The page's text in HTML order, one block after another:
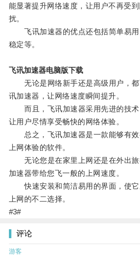
能显著提升网络速度，让用户不再受
扰。
飞讯加速器的优点还包括简单易用
稳定等。
飞讯加速器电脑版下载
无论是网络新手还是高级用户，都
讯加速器，让网络速度瞬间提升。
而且，飞讯加速器采用先进的技术
让用户尽情享受畅快的网络体验。
总之，飞讯加速器是一款能够有效
上网体验的软件。
无论您是在家里上网还是在外出旅
加速器带给您飞一般的上网速度。
快速安装和简洁易用的界面，使它
上网的不二选择。
#3#
评论
游客